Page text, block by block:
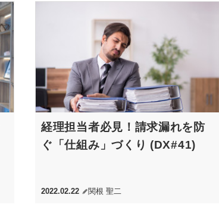
経理担当者必見！請求漏れを防
ぐ「仕組み」づくり (DX#41)
2022.02.22 関根 聖二